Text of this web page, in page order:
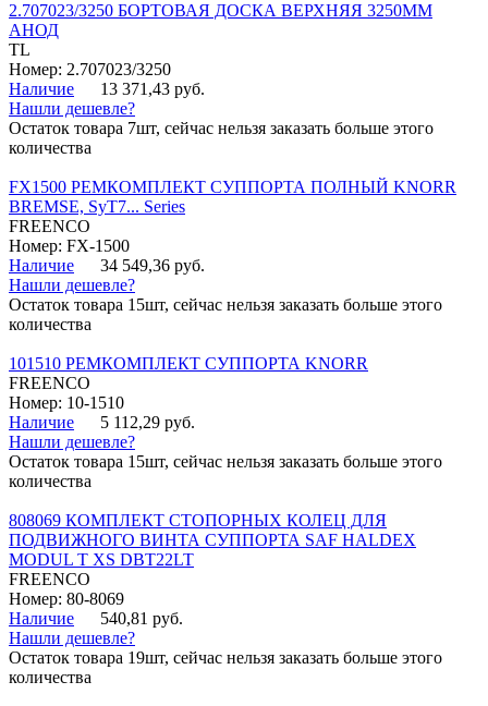
2.707023/3250 БОРТОВАЯ ДОСКА ВЕРХНЯЯ 3250ММ
АНОД
TL
Номер: 2.707023/3250
Наличие
13 371,43 руб.
Нашли дешевле?
Остаток товара 7шт, сейчас нельзя заказать больше этого
количества
FX1500 РЕМКОМПЛЕКТ СУППОРТА ПОЛНЫЙ KNORR
BREMSE, SyT7... Series
FREENCO
Номер: FX-1500
Наличие
34 549,36 руб.
Нашли дешевле?
Остаток товара 15шт, сейчас нельзя заказать больше этого
количества
101510 РЕМКОМПЛЕКТ СУППОРТА KNORR
FREENCO
Номер: 10-1510
Наличие
5 112,29 руб.
Нашли дешевле?
Остаток товара 15шт, сейчас нельзя заказать больше этого
количества
808069 КОМПЛЕКТ СТОПОРНЫХ КОЛЕЦ ДЛЯ
ПОДВИЖНОГО ВИНТА СУППОРТА SAF HALDEX
MODUL T XS DBT22LT
FREENCO
Номер: 80-8069
Наличие
540,81 руб.
Нашли дешевле?
Остаток товара 19шт, сейчас нельзя заказать больше этого
количества